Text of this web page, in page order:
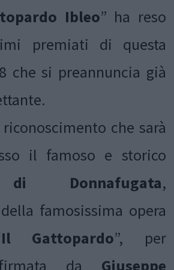
Ibleo” ha reso
premiati di questa
che si preannuncia già
che sarà
il famoso e storico
Donnafugata,
famosissima opera
Il Gattopardo”, per
firmata da Giuseppe